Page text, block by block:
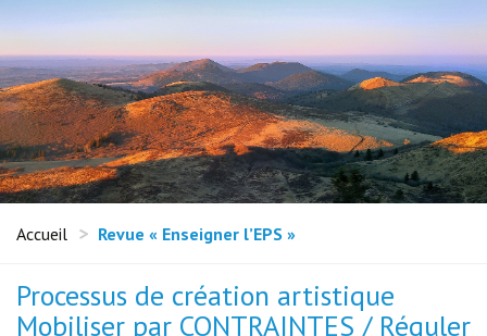
Accueil Revue « Enseigner l’EPS »
Processus de création artistique
Mobiliser par CONTRAINTES / Réguler